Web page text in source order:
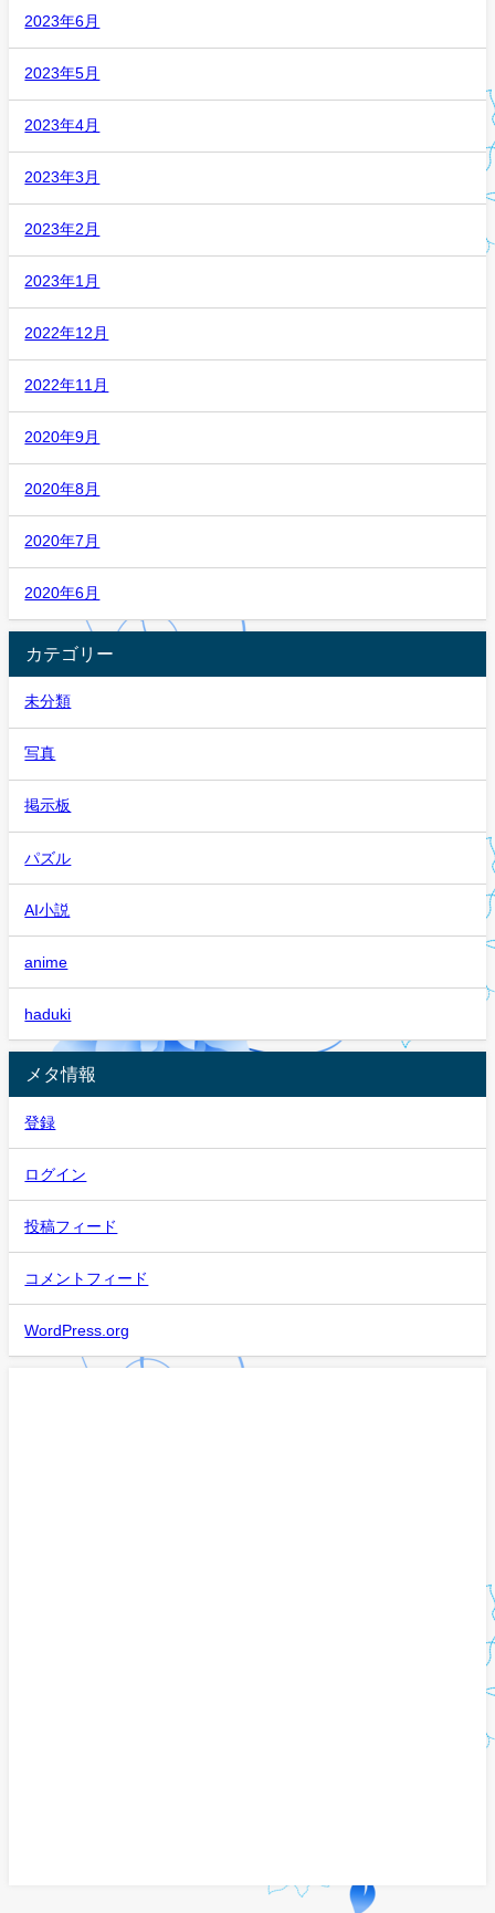
2023年6月
2023年5月
2023年4月
2023年3月
2023年2月
2023年1月
2022年12月
2022年11月
2020年9月
2020年8月
2020年7月
2020年6月
カテゴリー
未分類
写真
掲示板
パズル
AI小説
anime
haduki
メタ情報
登録
ログイン
投稿フィード
コメントフィード
WordPress.org